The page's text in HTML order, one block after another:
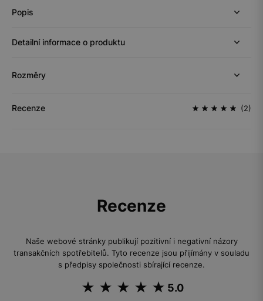
Popis
Detailní informace o produktu
Rozměry
Recenze (2)
Recenze
Naše webové stránky publikují pozitivní i negativní názory
transakčních spotřebitelů. Tyto recenze jsou přijímány v souladu
s předpisy společnosti sbírající recenze.
5.0